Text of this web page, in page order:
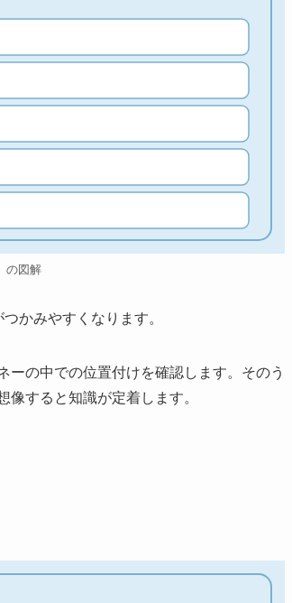
の図解
かみやすくなります。
ーの中での位置付けを確認します。そのう
すると知識が定着します。